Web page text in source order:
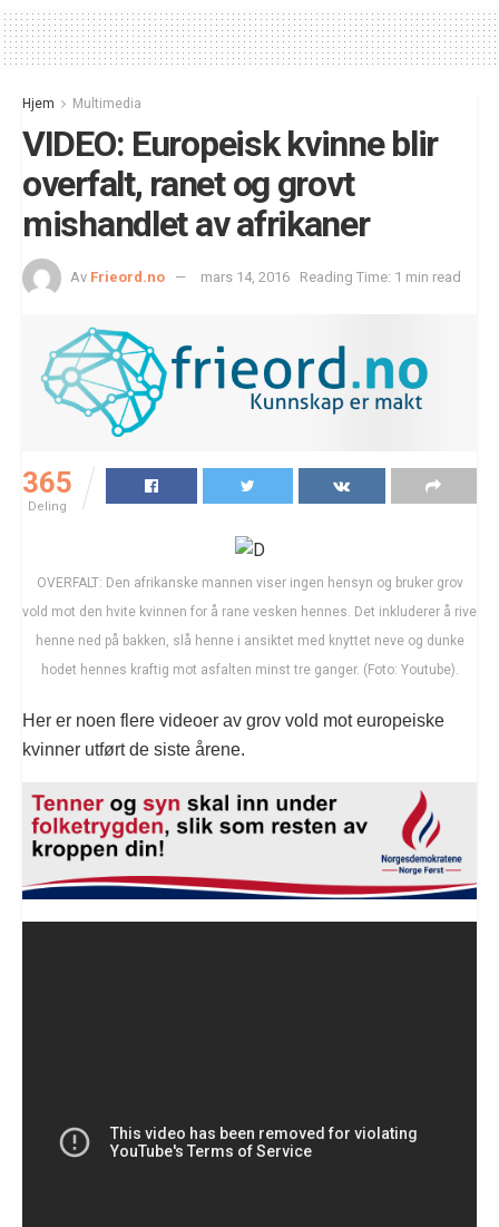
Hjem Multimedia
VIDEO: Europeisk kvinne blir
overfalt, ranet og grovt
mishandlet av afrikaner
Av Frieord.no mars 14, 2016 Reading Time: 1 min read
365
Deling
OVERFALT: Den afrikanske mannen viser ingen hensyn og bruker grov
vold mot den hvite kvinnen for å rane vesken hennes. Det inkluderer å rive
henne ned på bakken, slå henne i ansiktet med knyttet neve og dunke
hodet hennes kraftig mot asfalten minst tre ganger. (Foto: Youtube).
Her er noen flere videoer av grov vold mot europeiske
kvinner utført de siste årene.